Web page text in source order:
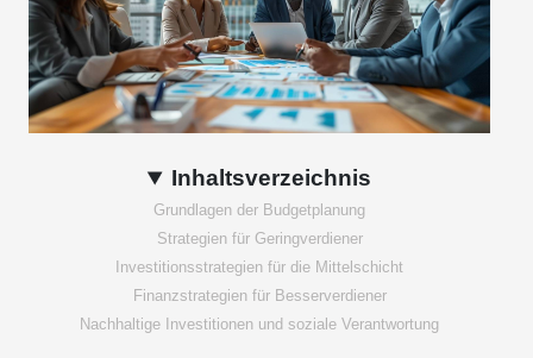
Inhaltsverzeichnis
Grundlagen der Budgetplanung
Strategien für Geringverdiener
Investitionsstrategien für die Mittelschicht
Finanzstrategien für Besserverdiener
Nachhaltige Investitionen und soziale Verantwortung